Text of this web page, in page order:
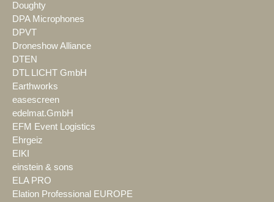
Doughty
DPA Microphones
DPVT
Droneshow Alliance
DTEN
DTL LICHT GmbH
Earthworks
easescreen
edelmat.GmbH
EFM Event Logistics
Ehrgeiz
EIKI
einstein & sons
ELA PRO
Elation Professional EUROPE